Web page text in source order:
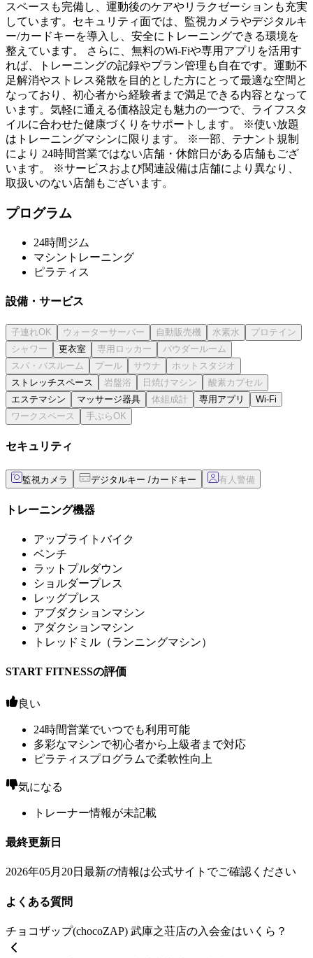
スペースも完備し、運動後のケアやリラクゼーションも充実
しています。セキュリティ面では、監視カメラやデジタルキ
ー/カードキーを導入し、安全にトレーニングできる環境を
整えています。 さらに、無料のWi-Fiや専用アプリを活用す
れば、トレーニングの記録やプラン管理も自在です。運動不
足解消やストレス発散を目的とした方にとって最適な空間と
なっており、初心者から経験者まで満足できる内容となって
います。気軽に通える価格設定も魅力の一つで、ライフスタ
イルに合わせた健康づくりをサポートします。 ※使い放題
はトレーニングマシンに限ります。 ※一部、テナント規制
により 24時間営業ではない店舗・休館日がある店舗もござ
います。 ※サービスおよび関連設備は店舗により異なり、
取扱いのない店舗もございます。
プログラム
24時間ジム
マシントレーニング
ピラティス
設備・サービス
更衣室
ストレッチスペース
エステマシン
マッサージ器具 専用アプリ Wi-Fi
セキュリティ
監視カメラ デジタルキー /カードキー
トレーニング機器
アップライトバイク
ベンチ
ラットプルダウン
ショルダープレス
レッグプレス
アブダクションマシン
アダクションマシン
トレッドミル（ランニングマシン）
START FITNESSの評価
良い
24時間営業でいつでも利用可能
多彩なマシンで初心者から上級者まで対応
ピラティスプログラムで柔軟性向上
気になる
トレーナー情報が未記載
最終更新日
2026年05月20日 最新の情報は公式サイトでご確認ください
よくある質問
チョコザップ(chocoZAP) 武庫之荘店の入会金はいくら？